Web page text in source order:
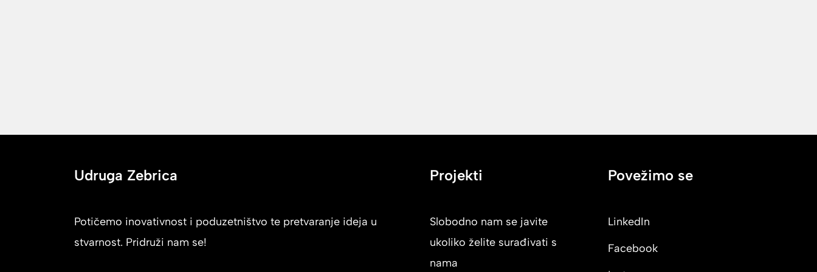
Udruga Zebrica
Potičemo inovativnost i poduzetništvo te pretvaranje ideja u
stvarnost. Pridruži nam se!
Projekti
Slobodno nam se javite
ukoliko želite surađivati s
nama
Povežimo se
LinkedIn
Facebook